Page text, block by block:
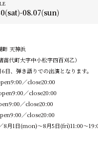
08.07(sun)
天神浜
苗代町大字中小松字四百刈乙）
、弾き語りでの出演となります。
／close20:00
／close20:00
／close20:00
／close20:00
8月1日(mon)～8月5日(fri)11:00～